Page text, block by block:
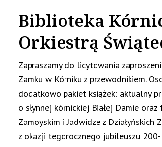
Biblioteka
Orkiestrą
Zapraszamy do licytowania
Zamku w Kórniku z przewodnikiem.
dodatkowo pakiet książek: aktualny
o słynnej kórnickiej Białej Damie
Zamoyskim i Jadwidze z Działyńskich
z okazji tegorocznego jubileuszu